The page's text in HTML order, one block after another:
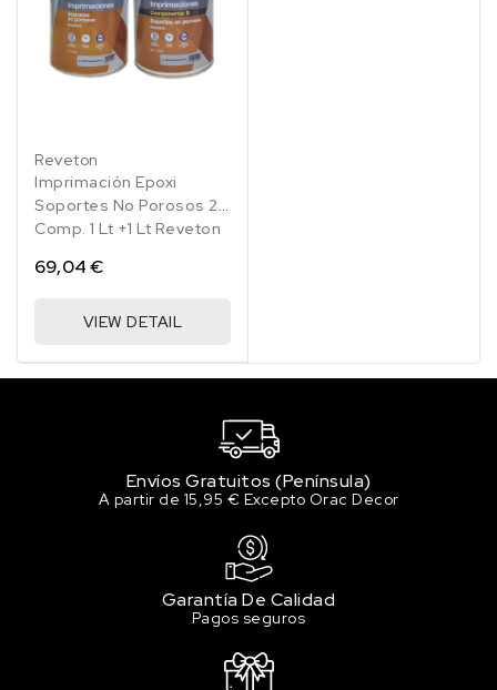
Reveton
Imprimación Epoxi
Soportes No Porosos 2
Comp. 1 Lt +1 Lt Reveton
69,04 €
VIEW DETAIL
Envíos Gratuitos (Península)
A partir de 15,95 € Excepto Orac Decor
Garantía De Calidad
Pagos seguros